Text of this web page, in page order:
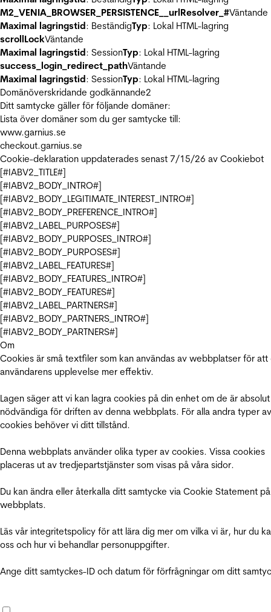
M2_VENIA_BROWSER_PERSISTENCE__urlResolver_#Väntande
Maximal lagringstid: BeständigTyp: Lokal HTML-lagring
scrollLockVäntande
Maximal lagringstid: SessionTyp: Lokal HTML-lagring
success_login_redirect_pathVäntande
Maximal lagringstid: SessionTyp: Lokal HTML-lagring
Domänöverskridande godkännande2
Ditt samtycke gäller för följande domäner:
Lista över domäner som du ger samtycke till:
www.garnius.se
checkout.garnius.se
Cookie-deklaration uppdaterades senast 7/15/26 av Cookiebot
[#IABV2_TITLE#]
[#IABV2_BODY_INTRO#]
[#IABV2_BODY_LEGITIMATE_INTEREST_INTRO#]
[#IABV2_BODY_PREFERENCE_INTRO#]
[#IABV2_LABEL_PURPOSES#]
[#IABV2_BODY_PURPOSES_INTRO#]
[#IABV2_BODY_PURPOSES#]
[#IABV2_LABEL_FEATURES#]
[#IABV2_BODY_FEATURES_INTRO#]
[#IABV2_BODY_FEATURES#]
[#IABV2_LABEL_PARTNERS#]
[#IABV2_BODY_PARTNERS_INTRO#]
[#IABV2_BODY_PARTNERS#]
Om
Cookies är små textfiler som kan användas av webbplatser för att
användarens upplevelse mer effektiv.
Lagen säger att vi kan lagra cookies på din enhet om de är absolut
nödvändiga för driften av denna webbplats. För alla andra typer av
cookies behöver vi ditt tillstånd.
Denna webbplats använder olika typer av cookies. Vissa cookies
placeras ut av tredjepartstjänster som visas på våra sidor.
Du kan ändra eller återkalla ditt samtycke via Cookie Statement
webbplats.
Läs vår integritetspolicy för att lära dig mer om vilka vi är, hur du
oss och hur vi behandlar personuppgifter.
Ange ditt samtyckes-ID och datum för förfrågningar om ditt